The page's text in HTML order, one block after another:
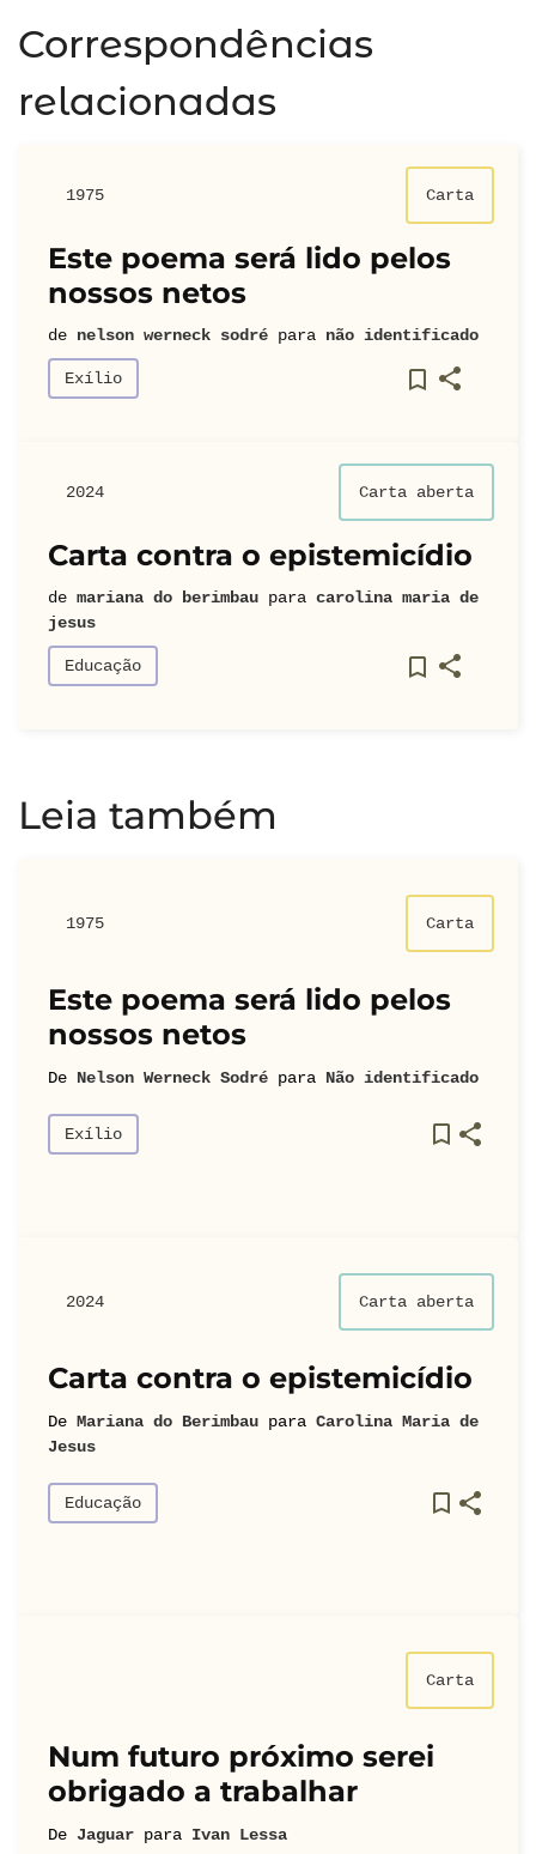
Correspondências
relacionadas
1975 Carta
Este poema será lido pelos
nossos netos
de nelson werneck sodré para não identificado
Exílio
2024 Carta aberta
Carta contra o epistemicídio
de mariana do berimbau para carolina maria de
jesus
Educação
Leia também
1975 Carta
Este poema será lido pelos
nossos netos
De Nelson Werneck Sodré para Não identificado
Exílio
2024 Carta aberta
Carta contra o epistemicídio
De Mariana do Berimbau para Carolina Maria de
Jesus
Educação
Carta
Num futuro próximo serei
obrigado a trabalhar
De Jaguar para Ivan Lessa